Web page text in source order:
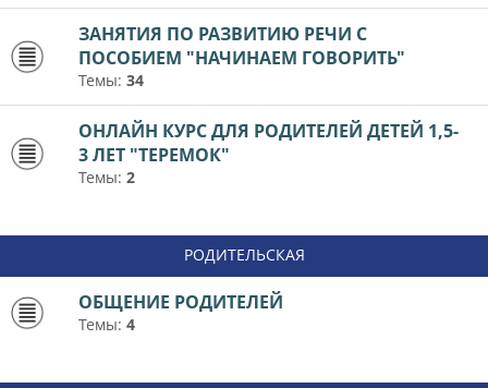
ЗАНЯТИЯ ПО РАЗВИТИЮ РЕЧИ С
ПОСОБИЕМ "НАЧИНАЕМ ГОВОРИТЬ"
Темы: 34
ОНЛАЙН КУРС ДЛЯ РОДИТЕЛЕЙ ДЕТЕЙ 1,5-
3 ЛЕТ "ТЕРЕМОК"
Темы: 2
РОДИТЕЛЬСКАЯ
ОБЩЕНИЕ РОДИТЕЛЕЙ
Темы: 4